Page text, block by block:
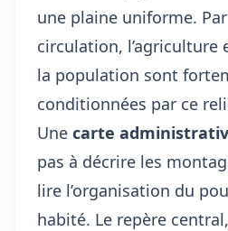
une plaine uniforme.
circulation,
la population sont
conditionnées par ce
Une carte
pas à décrire les
lire l’organisation du
habité. Le repère central,